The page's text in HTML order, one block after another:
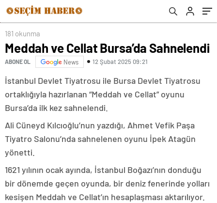
181 okunma
Meddah ve Cellat Bursa’da Sahnelendi
ABONE OL News 12 Şubat 2025 09:21
İstanbul Devlet Tiyatrosu ile Bursa Devlet Tiyatrosu
ortaklığıyla hazırlanan “Meddah ve Cellat” oyunu
Bursa’da ilk kez sahnelendi.
Ali Cüneyd Kılcıoğlu’nun yazdığı, Ahmet Vefik Paşa
Tiyatro Salonu’nda sahnelenen oyunu İpek Atagün
yönetti.
1621 yılının ocak ayında, İstanbul Boğazı’nın donduğu
bir dönemde geçen oyunda, bir deniz fenerinde yolları
kesişen Meddah ve Cellat’ın hesaplaşması aktarılıyor.